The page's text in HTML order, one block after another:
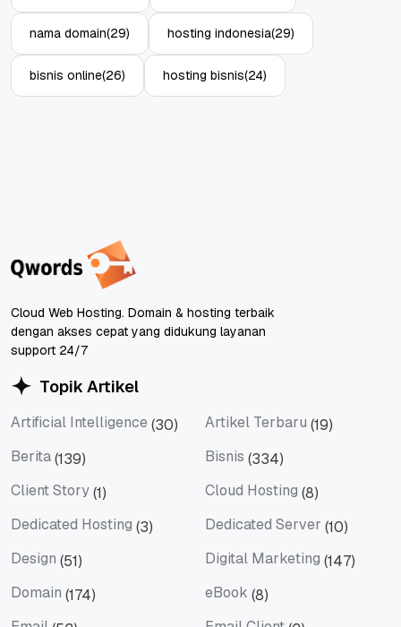
nama domain(29) hosting indonesia(29)
bisnis online(26) hosting bisnis(24)
Cloud Web Hosting. Domain & hosting terbaik
dengan akses cepat yang didukung layanan
support 24/7
Topik Artikel
Artificial Intelligence (30) Artikel Terbaru (19)
Berita(139) Bisnis (334)
Client Story(1) Cloud Hosting (8)
Dedicated Hosting (3) Dedicated Server (10)
Design (51) Digital Marketing (147)
Domain (174) eBook (8)